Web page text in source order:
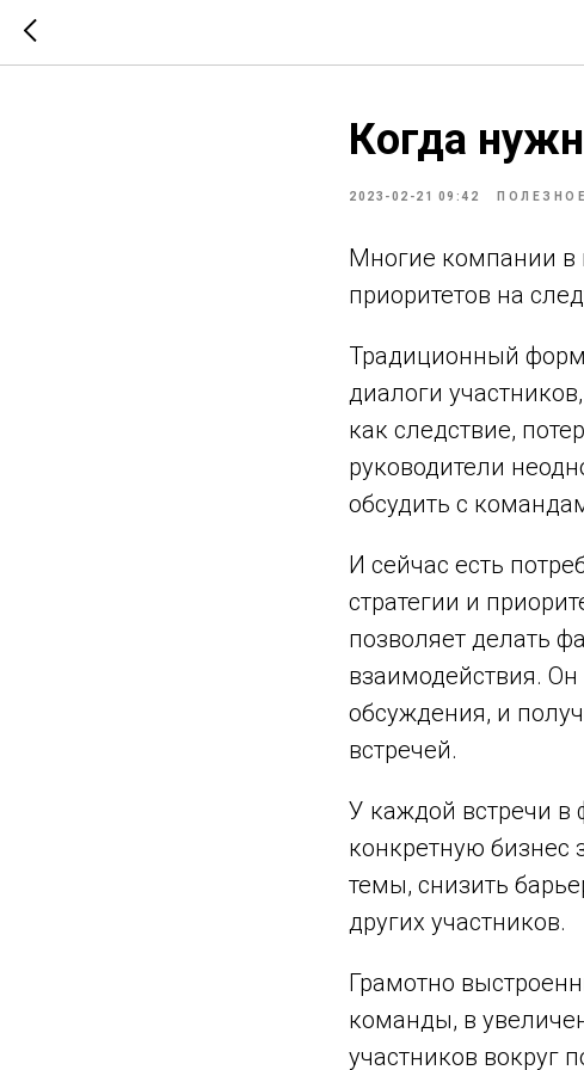
Когда
2023-02-21 09:42 ПОЛЕЗНОЕ
Многие компании в
приоритетов на
Традиционный
диалоги
как следствие,
руководители
обсудить с
И сейчас есть
стратегии и
позволяет делать
взаимодействия.
обсуждения, и
встречей.
У каждой встречи в
конкретную бизнес
темы, снизить
других участников.
Грамотно
команды, в
участников вокруг